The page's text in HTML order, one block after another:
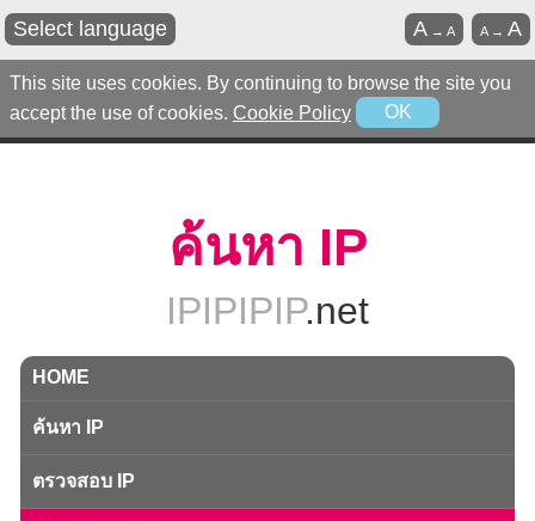
This site uses cookies. By continuing to browse the site you
accept the use of cookies. Cookie Policy OK
Select language A→A
A →A
ค้นหา IP
IPIPIPIP.net
HOME
ค้นหา IP
ตรวจสอบ IP